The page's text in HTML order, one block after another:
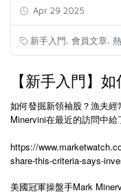
Apr 29 2025
新手入門, 會員文章,
【新手入門】
如何發掘新領袖股？漁夫
Minervini在最近的訪問中
https://
share-this-criteria-says-
美國冠軍操盤手Mark